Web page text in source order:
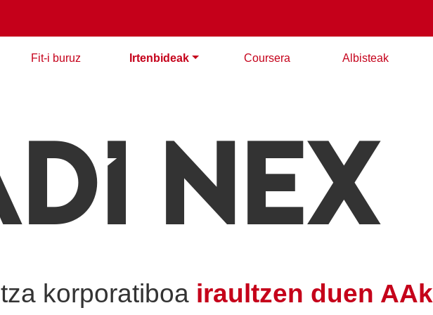
Fit-i buruz Irtenbideak Coursera Albisteak
NEX
korporatiboa iraultzen duen AAk